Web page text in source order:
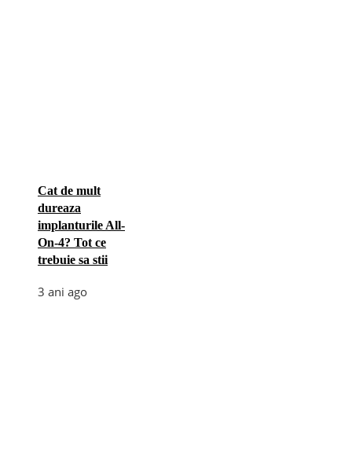
Cat de mult
dureaza
implanturile All-
On-4? Tot ce
trebuie sa stii
3 ani ago